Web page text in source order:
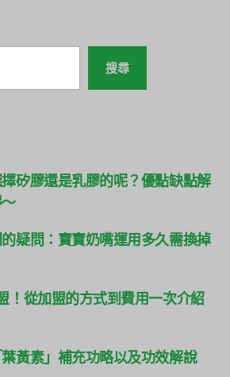
搜尋
矽膠還是乳膠的呢？優點缺點解
疑問：寶寶奶嘴運用多久需換掉
！從加盟的方式到費用一次介紹
黃素」補充功略以及功效解說